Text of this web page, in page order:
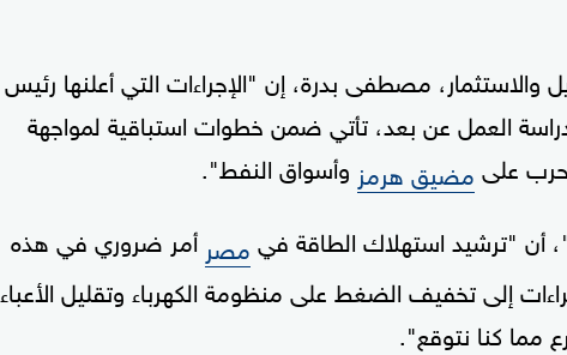
والاستثمار، مصطفى بدرة، إن "الإجراءات التي أعلنها رئيس
العمل عن بعد، تأتي ضمن خطوات استباقية لمواجهة
على مضيق هرمز وأسواق النفط".
أن "ترشيد استهلاك الطاقة في مصر أمر ضروري في هذه
إلى تخفيف الضغط على منظومة الكهرباء وتقليل الأعباء
مما كنا نتوقع".